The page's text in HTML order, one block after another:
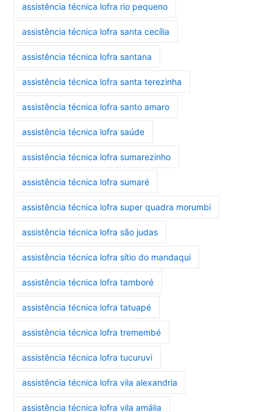
assistência técnica lofra rio pequeno
assistência técnica lofra santa cecília
assistência técnica lofra santana
assistência técnica lofra santa terezinha
assistência técnica lofra santo amaro
assistência técnica lofra saúde
assistência técnica lofra sumarezinho
assistência técnica lofra sumaré
assistência técnica lofra super quadra morumbi
assistência técnica lofra são judas
assistência técnica lofra sítio do mandaqui
assistência técnica lofra tamboré
assistência técnica lofra tatuapé
assistência técnica lofra tremembé
assistência técnica lofra tucuruvi
assistência técnica lofra vila alexandria
assistência técnica lofra vila amália